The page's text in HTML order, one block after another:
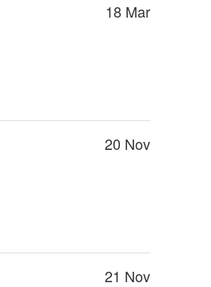
18 Mar
20 Nov
21 Nov